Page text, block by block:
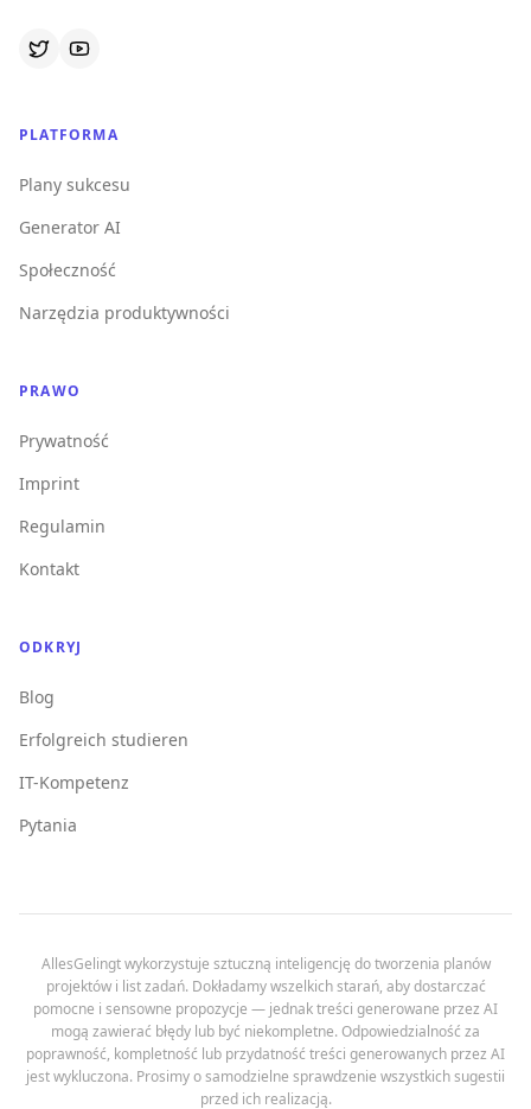
PLATFORMA
Plany sukcesu
Generator AI
Społeczność
Narzędzia produktywności
PRAWO
Prywatność
Imprint
Regulamin
Kontakt
ODKRYJ
Blog
Erfolgreich studieren
IT-Kompetenz
Pytania
AllesGelingt wykorzystuje sztuczną inteligencję do tworzenia planów
projektów i list zadań. Dokładamy wszelkich starań, aby dostarczać
pomocne i sensowne propozycje — jednak treści generowane przez AI
mogą zawierać błędy lub być niekompletne. Odpowiedzialność za
poprawność, kompletność lub przydatność treści generowanych przez AI
jest wykluczona. Prosimy o samodzielne sprawdzenie wszystkich sugestii
przed ich realizacją.